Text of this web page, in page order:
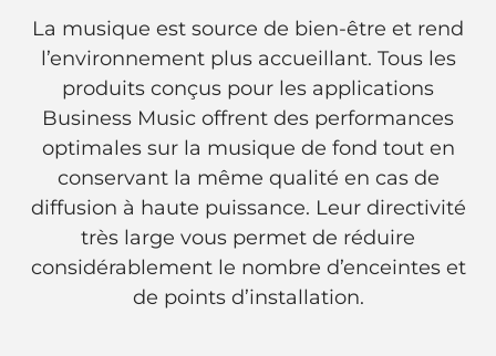
La musique est source de bien-être et rend
l’environnement plus accueillant. Tous les
produits conçus pour les applications
Business Music offrent des performances
optimales sur la musique de fond tout en
conservant la même qualité en cas de
diffusion à haute puissance. Leur directivité
très large vous permet de réduire
considérablement le nombre d’enceintes et
de points d’installation.